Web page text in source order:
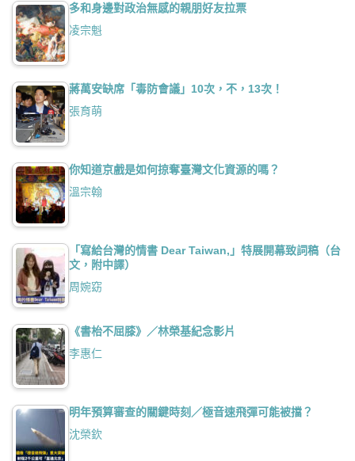
多和身邊對政治無感的親朋好友拉票
凌宗魁
蔣萬安缺席「毒防會議」10次，不，13次！
張育萌
你知道京戲是如何掠奪臺灣文化資源的嗎？
溫宗翰
「寫給台灣的情書 Dear Taiwan,」特展開幕致詞稿（台
文，附中譯）
周婉窈
《書枱不屈膝》／林榮基紀念影片
李惠仁
明年預算審查的關鍵時刻／極音速飛彈可能被擋？
沈榮欽